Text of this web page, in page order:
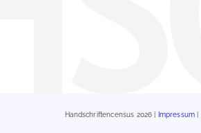
Handschriftencensus 2026 | Impressum